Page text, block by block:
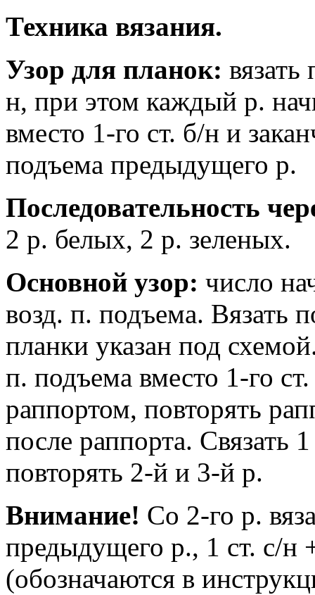
Техника вязания.
Узор для планок:
н, при этом каждый р.
вместо 1-го ст. б/н и
подъема предыдущего р.
Последовательность
2 р. белых, 2 р. зеленых.
Основной узор: число
возд. п. подъема. Вязать
планки указан под
п. подъема вместо 1-го
раппортом, повторять
после раппорта. Связать
повторять 2-й и 3-й р.
Внимание! Со 2-го р.
предыдущего р., 1 ст. с/н
(обозначаются в